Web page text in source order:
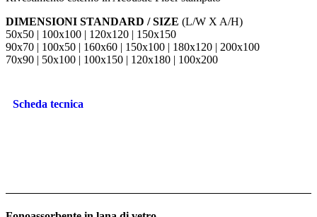
DIMENSIONI STANDARD / SIZE (L/W X A/H)
50x50 | 100x100 | 120x120 | 150x150
90x70 | 100x50 | 160x60 | 150x100 | 180x120 | 200x100
70x90 | 50x100 | 100x150 | 120x180 | 100x200
Scheda tecnica